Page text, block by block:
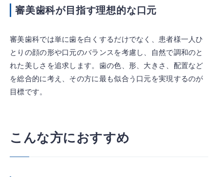
審美歯科が目指す理想的な口元
審美歯科では単に歯を白くするだけでなく、患者様一人ひ
とりの顔の形や口元のバランスを考慮し、自然で調和のと
れた美しさを追求します。歯の色、形、大きさ、配置など
を総合的に考え、その方に最も似合う口元を実現するのが
目標です。
こんな方におすすめ